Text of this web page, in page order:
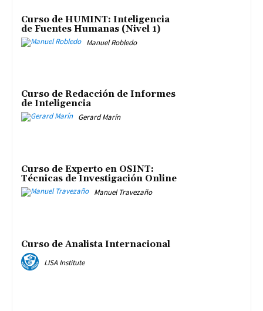
Curso de HUMINT: Inteligencia
de Fuentes Humanas (Nivel 1)
Manuel Robledo
Curso de Redacción de Informes
de Inteligencia
Gerard Marín
Curso de Experto en OSINT:
Técnicas de Investigación Online
Manuel Travezaño
Curso de Analista Internacional
LISA Institute